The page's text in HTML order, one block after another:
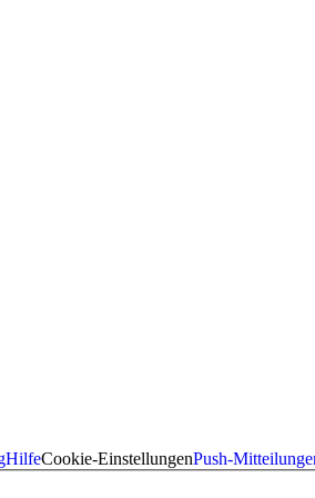
HilfeCookie-EinstellungenPush-